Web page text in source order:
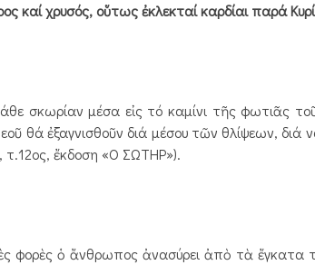
καί χρυσός, οὕτως ἐκλεκταί καρδίαι παρά
σκωρίαν μέσα εἰς τό καμίνι τῆς φωτιᾶς τοῦ
θά ἐξαγνισθοῦν διά μέσου τῶν θλίψεων, διά
τ.12ος, ἔκδοση «Ο ΣΩΤΗΡ»).
φορὲς ὁ ἄνθρωπος ἀνασύρει ἀπὸ τὰ ἔγκατα